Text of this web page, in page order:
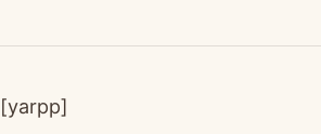
[yarpp]